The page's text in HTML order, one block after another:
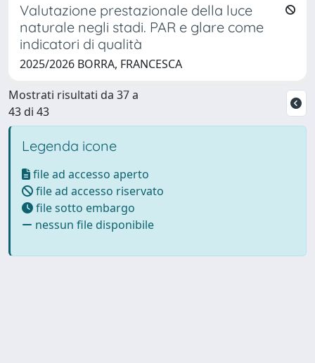
Valutazione prestazionale della luce
naturale negli stadi. PAR e glare come
indicatori di qualità
2025/2026 BORRA, FRANCESCA
Mostrati risultati da 37 a
43 di 43
Legenda icone
file ad accesso aperto
file ad accesso riservato
file sotto embargo
nessun file disponibile